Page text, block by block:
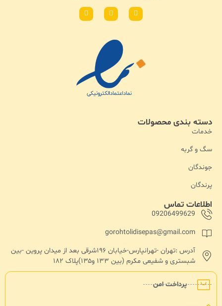
پرداخت امن
اطلاعات تماس
09206499629
gorohtolidisepas@gmail.com
آدرس :تهران -تهرانپارس-خیابان ۱۹۶شرقی بعد از میدان پروین -بین
شبستری و شفیعی مکرم (بین ۱۳۳ و۱۳۵)پلاک ۱۸۲
دسته بندی محصولات
خدمات
سگ و گربه
جوندگان
پرندگان